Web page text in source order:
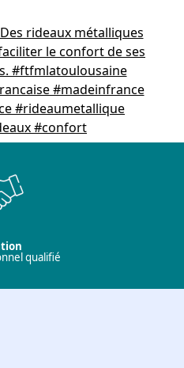
qualifié